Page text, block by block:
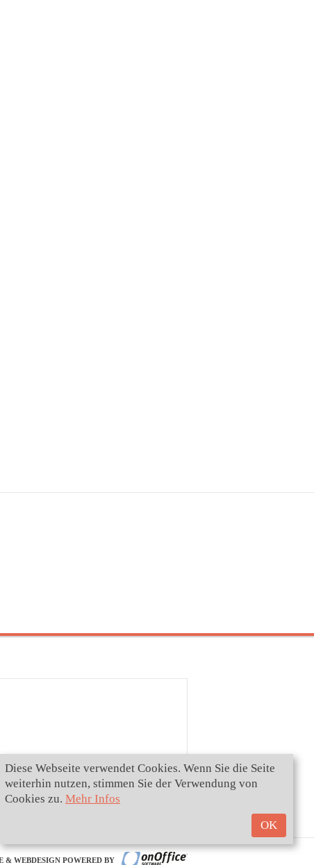
Diese Webseite verwendet Cookies. Wenn Sie die Seite
weiterhin nutzen, stimmen Sie der Verwendung von
Cookies zu. Mehr Infos
OK
& WEBDESIGN POWERED BY